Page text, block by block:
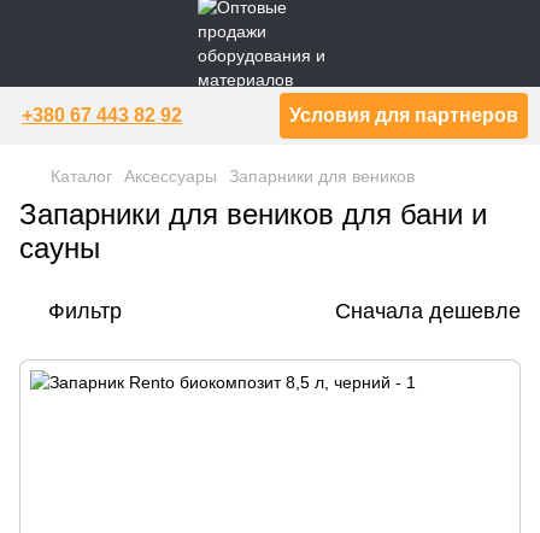
+380 67 443 82 92 Условия для партнеров
Каталог Аксессуары Запарники для веников
Запарники для веников для бани и
сауны
Фильтр Сначала дешевле